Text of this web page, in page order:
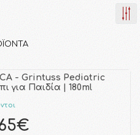
- Grintuss Pediatric
για Παιδία | 180ml